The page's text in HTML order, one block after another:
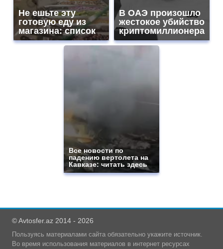
Не ешьте эту
готовую еду из
магазина: список
В ОАЭ произошло
жестокое убийство
криптомиллионера
Все новости по
падению вертолета на
Кавказе: читать здесь
© Avtosfer.az 2014 - 2026
Пользуясь материалами сайта обязательно укажите источник.
Во время использования материалов в интернет ресурсах